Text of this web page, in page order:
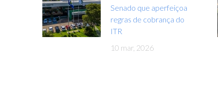
Senado que aperfeiçoa
regras de cobrança do
ITR
10 mar, 2026